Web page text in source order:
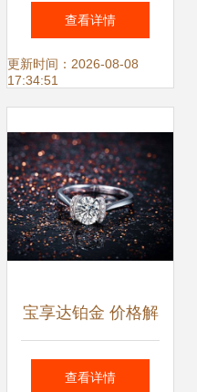
Book“海之博韵”高
级珠宝系列美图大
灵感
查看详情
更新时间：2026-08-08
17:34:51
宝享达铂金 价格解
析与品质深度评测
查看详情